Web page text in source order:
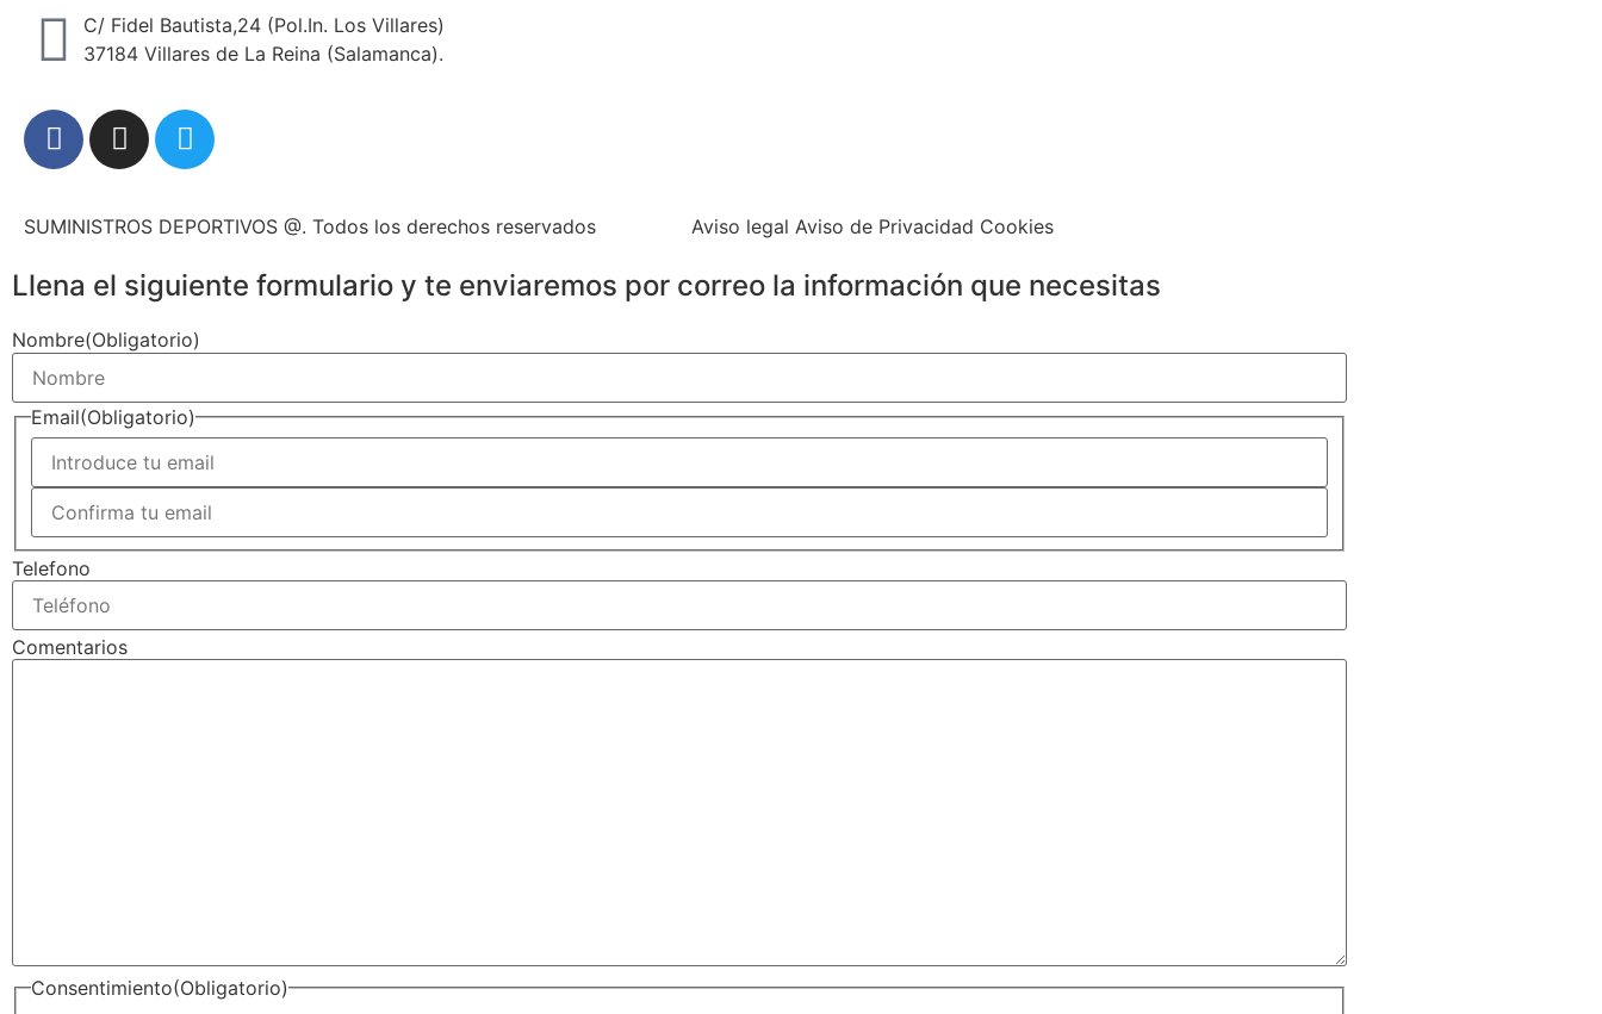
C/ Fidel Bautista,24 (Pol.In. Los Villares)
37184 Villares de La Reina (Salamanca).
SUMINISTROS DEPORTIVOS @. Todos los derechos reservados Aviso legal Aviso de Privacidad Cookies
Llena el siguiente formulario y te enviaremos por correo la información que necesitas
Nombre(Obligatorio)
Email(Obligatorio)
Telefono
Comentarios
Consentimiento(Obligatorio)